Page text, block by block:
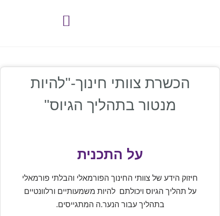
הכשרת צוותי חינוך-"להיות
מנטור בתהליך הגיוס"
על התכנית
חיזוק הידע של צוותי החינוך הפורמאלי והבלתי פורמאלי
על תהליך הגיוס ויכולתם להיות משמעותיים ורלוונטיים
בתהליך עבור הנער.ה המתגייסים.